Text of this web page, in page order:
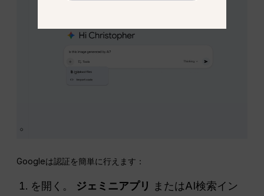
Googleは認証を簡単に行えます：
を開く。 ジェミニアプリ
またはAI検索イン